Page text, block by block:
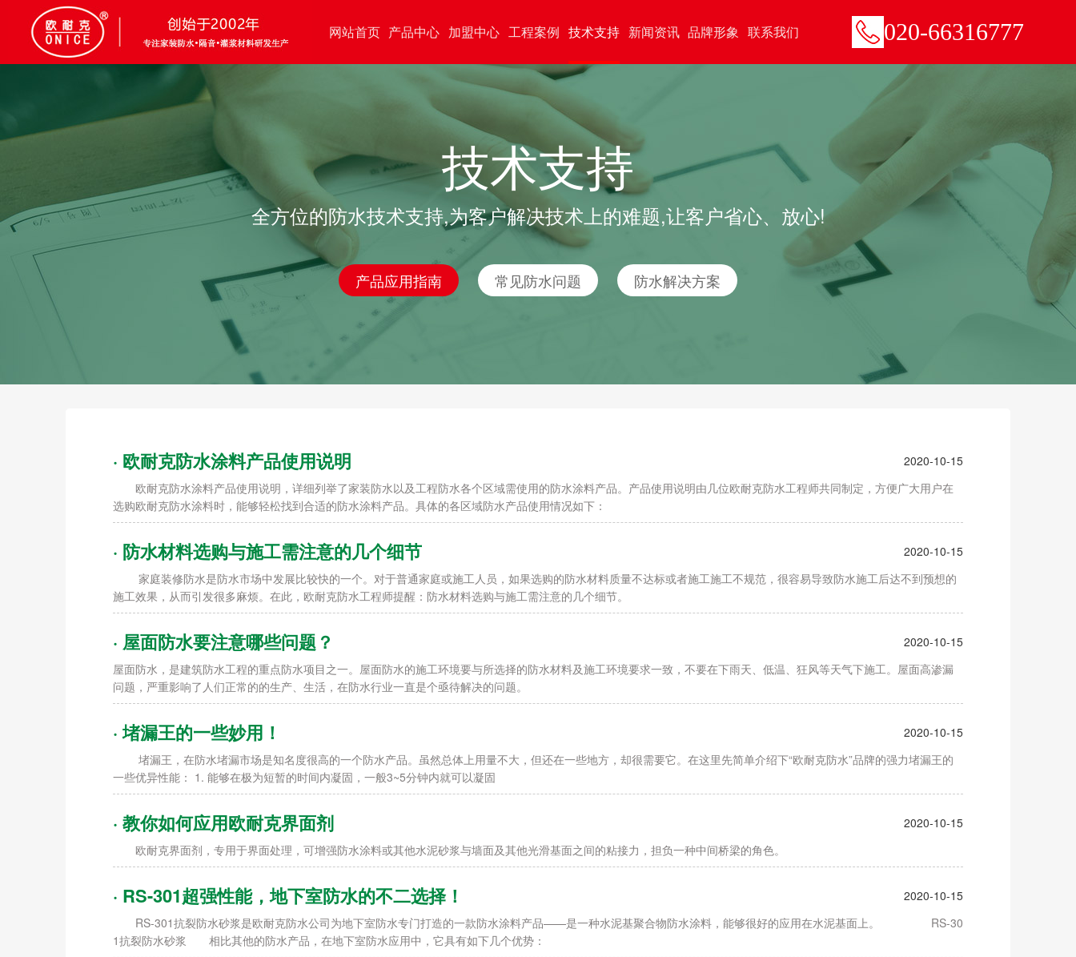
网站首页 产品中心 加盟中心 工程案例 技术支持 新闻资讯 品牌形象 联系我们 020-66316777
技术支持
全方位的防水技术支持,为客户解决技术上的难题,让客户省心、放心!
产品应用指南 常见防水问题 防水解决方案
· 欧耐克防水涂料产品使用说明
2020-10-15
欧耐克防水涂料产品使用说明，详细列举了家装防水以及工程防水各个区域需使用的防水涂料产品。产品使用说明由几位欧耐克防水工程师共同制定，方便广大用户在
选购欧耐克防水涂料时，能够轻松找到合适的防水涂料产品。具体的各区域防水产品使用情况如下：
· 防水材料选购与施工需注意的几个细节
2020-10-15
家庭装修防水是防水市场中发展比较快的一个。对于普通家庭或施工人员，如果选购的防水材料质量不达标或者施工施工不规范，很容易导致防水施工后达不到预想的
施工效果，从而引发很多麻烦。在此，欧耐克防水工程师提醒：防水材料选购与施工需注意的几个细节。
· 屋面防水要注意哪些问题？
2020-10-15
屋面防水，是建筑防水工程的重点防水项目之一。屋面防水的施工环境要与所选择的防水材料及施工环境要求一致，不要在下雨天、低温、狂风等天气下施工。屋面高渗漏
问题，严重影响了人们正常的的生产、生活，在防水行业一直是个亟待解决的问题。
· 堵漏王的一些妙用！
2020-10-15
堵漏王，在防水堵漏市场是知名度很高的一个防水产品。虽然总体上用量不大，但还在一些地方，却很需要它。在这里先简单介绍下“欧耐克防水”品牌的强力堵漏王的
一些优异性能： 1. 能够在极为短暂的时间内凝固，一般3~5分钟内就可以凝固
· 教你如何应用欧耐克界面剂
2020-10-15
欧耐克界面剂，专用于界面处理，可增强防水涂料或其他水泥砂浆与墙面及其他光滑基面之间的粘接力，担负一种中间桥梁的角色。
· RS-301超强性能，地下室防水的不二选择！
2020-10-15
RS-301抗裂防水砂浆是欧耐克防水公司为地下室防水专门打造的一款防水涂料产品——是一种水泥基聚合物防水涂料，能够很好的应用在水泥基面上。 RS-30
1抗裂防水砂浆 相比其他的防水产品，在地下室防水应用中，它具有如下几个优势：